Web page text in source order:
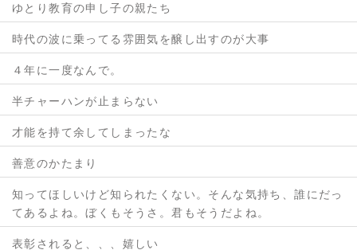
ゆとり教育の申し子の親たち
時代の波に乗ってる雰囲気を醸し出すのが大事
４年に一度なんで。
半チャーハンが止まらない
才能を持て余してしまったな
善意のかたまり
知ってほしいけど知られたくない。そんな気持ち、誰にだっ
てあるよね。ぼくもそうさ。君もそうだよね。
表彰されると、、、嬉しい